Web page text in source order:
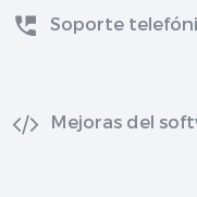
Soporte
Mejoras del